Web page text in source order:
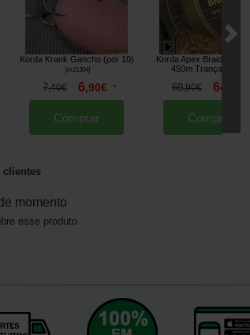
Korda Krank Gancho (por 10)
[m21304]
7,40€ 6,90€ *
Comprar
Korda Apex Braided
450m Trança
69,90€ 64
Comprar
clientes
momento
esse produto